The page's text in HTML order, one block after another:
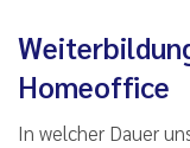
Homeoffice
In welcher Dauer